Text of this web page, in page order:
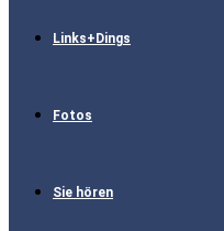
Links+Dings
Fotos
Sie hören